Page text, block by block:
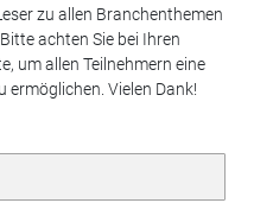
zu allen Branchenthemen
achten Sie bei Ihren
um allen Teilnehmern eine
Vielen Dank!